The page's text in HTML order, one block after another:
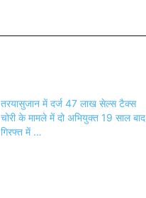
तरयासुजान में दर्ज 47 लाख सेल्स टैक्स
चोरी के मामले में दो अभियुक्त 19 साल बाद
गिरफ्त में …